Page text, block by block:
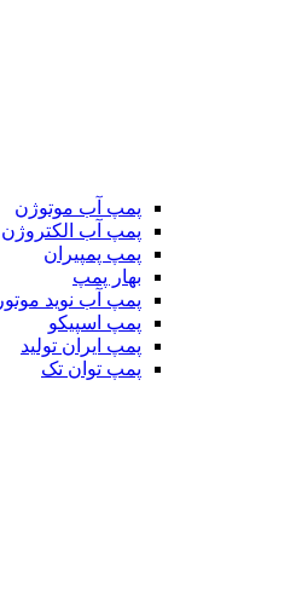
پمپ آب موتوژن
پمپ آب الکتروژن
پمپ پمپیران
بهار پمپ
پمپ آب نوید موتور
پمپ اسپیکو
پمپ ایران تولید
پمپ توان تک